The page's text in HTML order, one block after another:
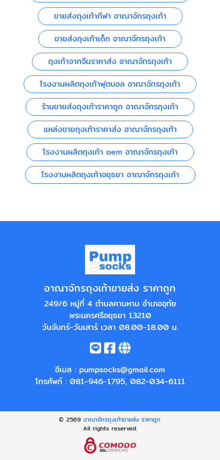
ขายส่งถุงเท้ากีฬา อาณาจักรถุงเท้า
ขายส่งถุงเท้าเด็ก อาณาจักรถุงเท้า
ถุงเท้าจากจีนราคาส่ง อาณาจักรถุงเท้า
โรงงานผลิตถุงเท้าฟุตบอล อาณาจักรถุงเท้า
ร้านขายส่งถุงเท้าราคาถูก อาณาจักรถุงเท้า
แหล่งขายถุงเท้าราคาส่ง อาณาจักรถุงเท้า
โรงงานผลิตถุงเท้า oem อาณาจักรถุงเท้า
โรงงานผลิตถุงเท้าอยุธยา อาณาจักรถุงเท้า
อาณาจักรถุงเท้าขายส่ง ราคาถูก
249/6 หมู่ที่ 4 ตำบลคานหาม อำเภออุทัย
พระนครศรีอยุธยา 13210
วันจันทร์-วันเสาร์ เวลา 08.00-18.00 น.
อีเมล : pumpsocks@gmail.com
โทรศัพท์ : 081-946-1795, 082-034-6111
© 2569อาณาจักรถุงเท้าขายส่ง ราคาถูก
All rights reserved.